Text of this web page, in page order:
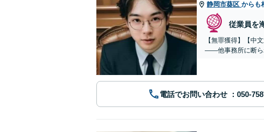
静岡市葵区 からも
従業員を
【無罪獲得】【中
——他事務所に断ら
電話でお問い合わせ